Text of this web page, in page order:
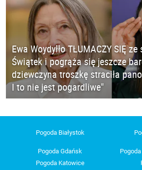
Ewa Woydyłło TŁUMACZY SIĘ
Świątek i pogrąża się jeszcze
dziewczyna troszkę straciła
I to nie jest pogardliwe"
Pogoda Białystok
Pogoda Gdańsk
Pogoda Katowice